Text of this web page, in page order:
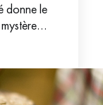
donne le